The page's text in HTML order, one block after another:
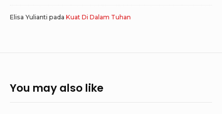
Elisa Yulianti pada Kuat Di Dalam Tuhan
You may also like